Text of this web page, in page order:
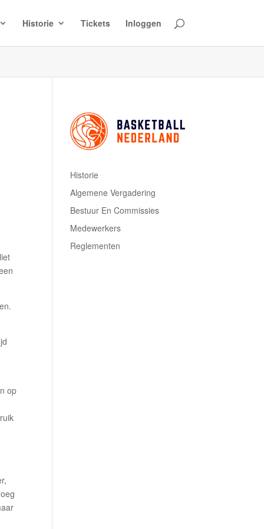
Historie Tickets Inloggen
op
Historie
Algemene Vergadering
Bestuur En Commissies
Medewerkers
Reglementen